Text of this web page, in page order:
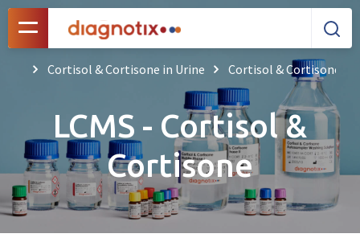
Cortisol & Cortisone in Urine Cortisol & Cortisone
LCMS - Cortisol &
Cortisone